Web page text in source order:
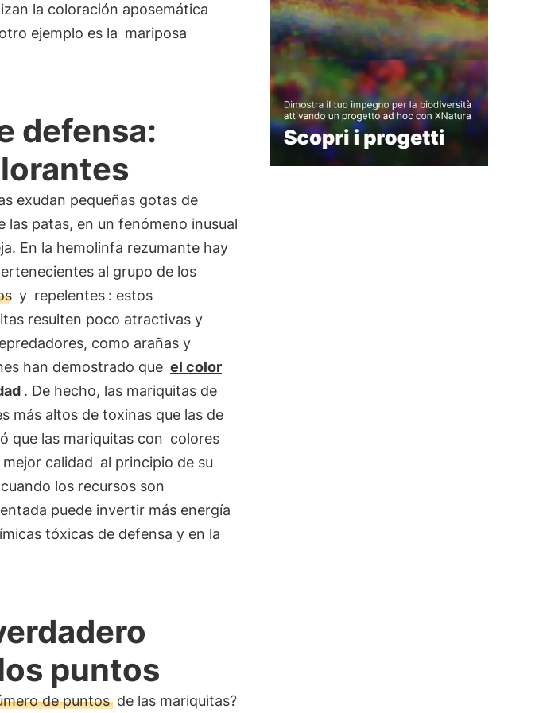
la coloración aposemática
ejemplo es la mariposa
defensa:
exudan pequeñas gotas de
patas, en un fenómeno inusual
En la hemolinfa rezumante hay
al grupo de los
y repelentes : estos
resulten poco atractivas y
como arañas y
han demostrado que el color
. De hecho, las mariquitas de
más altos de toxinas que las de
que las mariquitas con colores
calidad al principio de su
los recursos son
puede invertir más energía
tóxicas de defensa y en la
puntos
de puntosde las mariquitas?